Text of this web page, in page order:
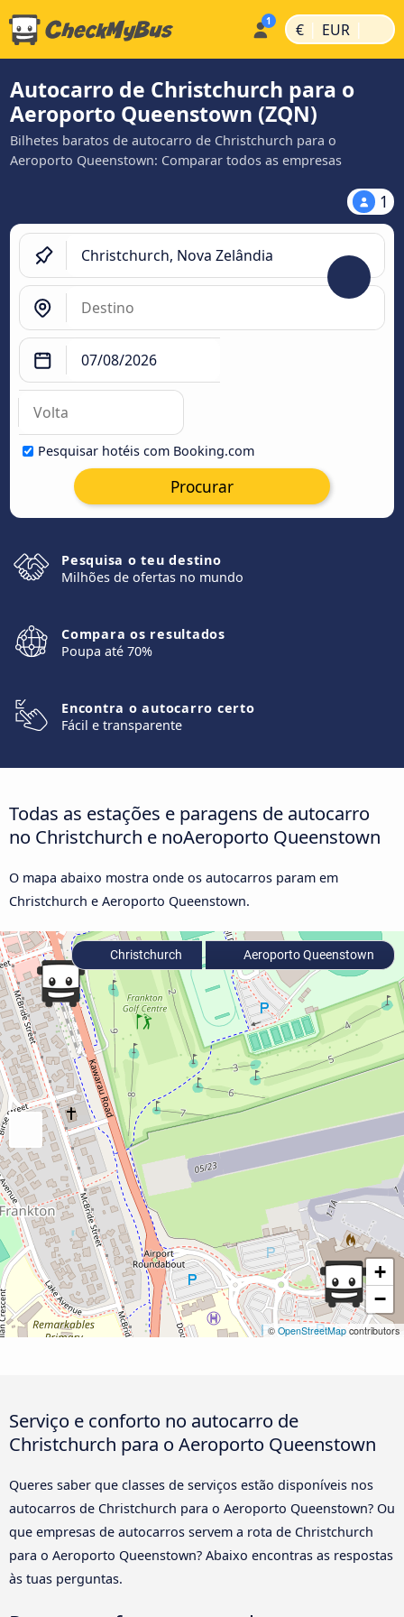
€ | EUR |
Autocarro de Christchurch para o
Aeroporto Queenstown (ZQN)
Bilhetes baratos de autocarro de Christchurch para o
Aeroporto Queenstown: Comparar todos as empresas
1
Pesquisar hotéis com Booking.com
Procurar
Pesquisa o teu destino
Milhões de ofertas no mundo
Compara os resultados
Poupa até 70%
Encontra o autocarro certo
Fácil e transparente
Todas as estações e paragens de autocarro
no Christchurch e noAeroporto Queenstown
O mapa abaixo mostra onde os autocarros param em
Christchurch e Aeroporto Queenstown.
+
−
© OpenStreetMap contributors
Christchurch Aeroporto Queenstown
Serviço e conforto no autocarro de
Christchurch para o Aeroporto Queenstown
Queres saber que classes de serviços estão disponíveis nos
autocarros de Christchurch para o Aeroporto Queenstown? Ou
que empresas de autocarros servem a rota de Christchurch
para o Aeroporto Queenstown? Abaixo encontras as respostas
às tuas perguntas.